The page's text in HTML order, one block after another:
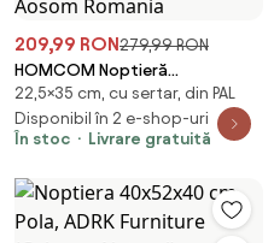
209,99 RON279,99 RON
HOMCOM Noptieră
Suspendată cu Sertar și Raft
Superior din Lemn, 35x32x22,5
cm, Alb | Aosom Romania
22,5×35 cm, cu sertar, din PAL
Disponibil în 2 e-shop-uri
În stoc
Livrare gratuită